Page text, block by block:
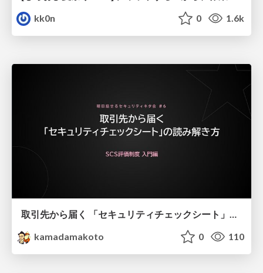
kk0n
0 1.6k
取引先から届く 「セキュリティチェックシート」の読み解き方
kamadamakoto
0 110